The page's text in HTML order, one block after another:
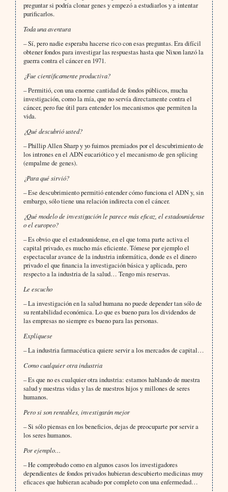
preguntar si podría clonar genes y empezó a estudiarlos y a intentar
purificarlos.
Toda una aventura
– Sí, pero nadie esperaba hacerse rico con esas preguntas. Era difícil
obtener fondos para investigar las respuestas hasta que Nixon lanzó la
guerra contra el cáncer en 1971.
¿Fue científicamente productiva?
– Permitió, con una enorme cantidad de fondos públicos, mucha
investigación, como la mía, que no servía directamente contra el
cáncer, pero fue útil para entender los mecanismos que permiten la
vida.
¿Qué descubrió usted?
– Phillip Allen Sharp y yo fuimos premiados por el descubrimiento de
los intrones en el ADN eucariótico y el mecanismo de gen splicing
(empalme de genes).
¿Para qué sirvió?
– Ese descubrimiento permitió entender cómo funciona el ADN y, sin
embargo, sólo tiene una relación indirecta con el cáncer.
¿Qué modelo de investigación le parece más eficaz, el estadounidense
o el europeo?
– Es obvio que el estadounidense, en el que toma parte activa el
capital privado, es mucho más eficiente. Tómese por ejemplo el
espectacular avance de la industria informática, donde es el dinero
privado el que financia la investigación básica y aplicada, pero
respecto a la industria de la salud… Tengo mis reservas.
Le escucho
– La investigación en la salud humana no puede depender tan sólo de
su rentabilidad económica. Lo que es bueno para los dividendos de
las empresas no siempre es bueno para las personas.
Explíquese
– La industria farmacéutica quiere servir a los mercados de capital…
Como cualquier otra industria
– Es que no es cualquier otra industria: estamos hablando de nuestra
salud y nuestras vidas y las de nuestros hijos y millones de seres
humanos.
Pero si son rentables, investigarán mejor
– Si sólo piensas en los beneficios, dejas de preocuparte por servir a
los seres humanos.
Por ejemplo…
– He comprobado como en algunos casos los investigadores
dependientes de fondos privados hubieran descubierto medicinas muy
eficaces que hubieran acabado por completo con una enfermedad…